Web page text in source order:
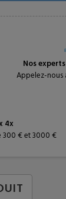
Nos
Appelez-nous
4x
300 € et 3000 €